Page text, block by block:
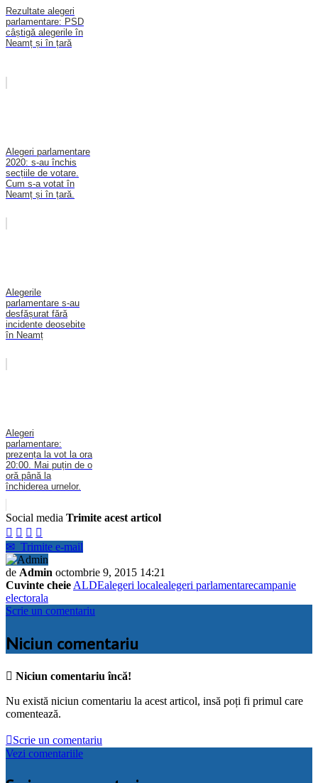
Rezultate alegeri
parlamentare: PSD
câștigă alegerile în
Neamț și în țară
Alegeri parlamentare
2020: s-au închis
secțiile de votare.
Cum s-a votat în
Neamț și în țară.
Alegerile
parlamentare s-au
desfășurat fără
incidente deosebite
în Neamț
Alegeri
parlamentare:
prezența la vot la ora
20:00. Mai puțin de o
oră până la
închiderea urnelor.
Social media Trimite acest articol
   
✉ Trimite e-mail
de Admin octombrie 9, 2015 14:21
Cuvinte cheie ALDEalegeri localealegeri parlamentarecampanie
electorala
Scrie un comentariu
Niciun comentariu
 Niciun comentariu încă!
Nu există niciun comentariu la acest articol, insă poți fi primul care
comentează.
Scrie un comentariu
Vezi comentariile